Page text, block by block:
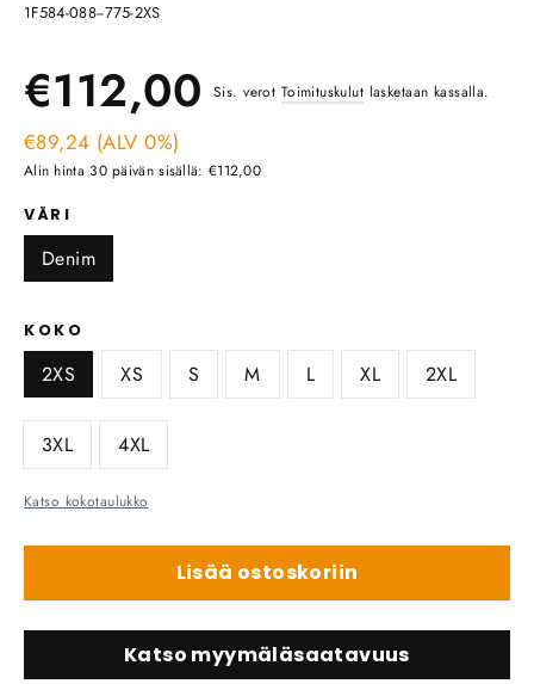
1F584-088--775-2XS
€112,00Normaali
hinta
hinta
Sis. verot Toimituskulut lasketaan kassalla.
€89,24 (ALV 0%)
Alin hinta 30 päivän sisällä: €112,00
VÄRI
Denim
KOKO
2XS XS S M L XL 2XL
3XL 4XL
Katso kokotaulukko
Lisää ostoskoriin
Katso myymäläsaatavuus